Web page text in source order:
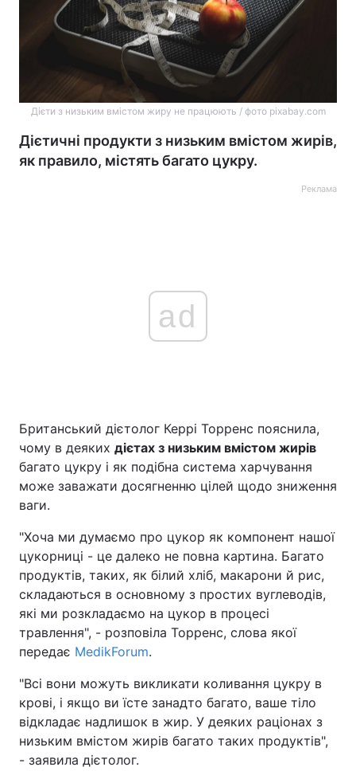
Дієти з низьким вмістом жиру не працюють / фото pixabay.com
Дієтичні продукти з низьким вмістом жирів,
як правило, містять багато цукру.
Реклама
ad
Британський дієтолог Керрі Торренс пояснила,
чому в деяких дієтах з низьким вмістом жирів
багато цукру і як подібна система харчування
може заважати досягненню цілей щодо зниження
ваги.
"Хоча ми думаємо про цукор як компонент нашої
цукорниці - це далеко не повна картина. Багато
продуктів, таких, як білий хліб, макарони й рис,
складаються в основному з простих вуглеводів,
які ми розкладаємо на цукор в процесі
травлення", - розповіла Торренс, слова якої
передає MedikForum.
"Всі вони можуть викликати коливання цукру в
крові, і якщо ви їсте занадто багато, ваше тіло
відкладає надлишок в жир. У деяких раціонах з
низьким вмістом жирів багато таких продуктів",
- заявила дієтолог.